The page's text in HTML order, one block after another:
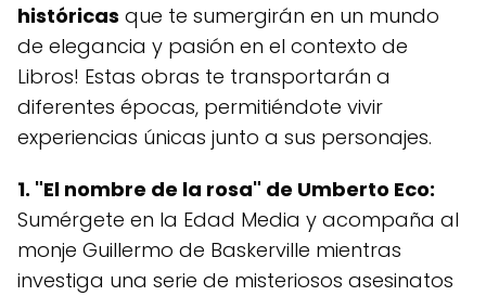
históricas que te sumergirán en un mundo
de elegancia y pasión en el contexto de
Libros! Estas obras te transportarán a
diferentes épocas, permitiéndote vivir
experiencias únicas junto a sus personajes.
1. "El nombre de la rosa" de Umberto Eco:
Sumérgete en la Edad Media y acompaña al
monje Guillermo de Baskerville mientras
investiga una serie de misteriosos asesinatos